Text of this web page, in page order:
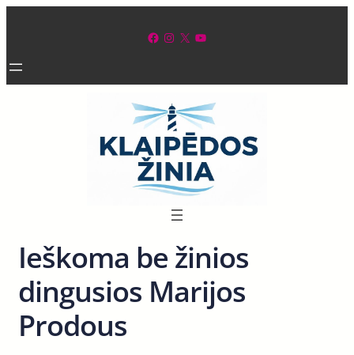
Facebook Instagram X YouTube
Ieškoma be žinios
dingusios Marijos
Prodous